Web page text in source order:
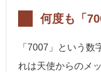
何度も「
「7007」という
れは天使からのメ